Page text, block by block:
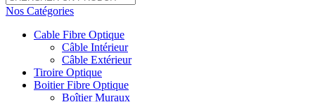
Nos Catégories
Cable Fibre Optique
Câble Intérieur
Câble Extérieur
Tiroire Optique
Boitier Fibre Optique
Boîtier Muraux